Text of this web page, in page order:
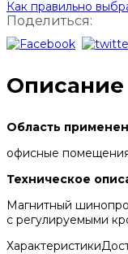
Как правильно
Поделиться:
Описание
Область
офисные
Техническое
Магнитный
с регулируемыми
Характеристики